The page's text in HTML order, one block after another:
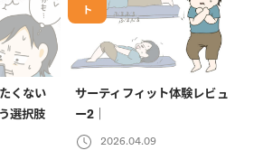
くない
選択肢
ト
サーティフィット体験レビュ
ー2｜
2026.04.09